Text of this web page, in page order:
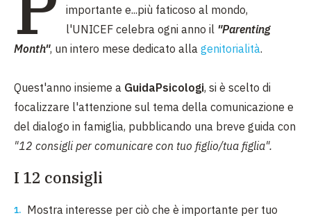
importante e...più faticoso al mondo,
l'UNICEF celebra ogni anno il "Parenting
Month", un intero mese dedicato alla genitorialità.
Quest'anno insieme a GuidaPsicologi, si è scelto di
focalizzare l'attenzione sul tema della comunicazione e
del dialogo in famiglia, pubblicando una breve guida con
"12 consigli per comunicare con tuo figlio/tua figlia".
I 12 consigli
Mostra interesse per ciò che è importante per tuo